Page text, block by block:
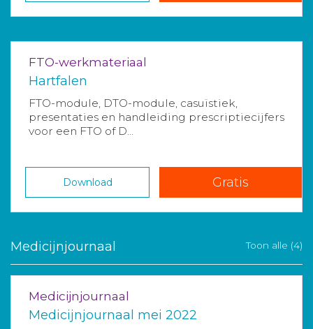
FTO-werkmateriaal
Hartfalen
FTO-module, DTO-module, casuïstiek,
presentaties en handleiding prescriptiecijfers
voor een FTO of D...
Download Gratis
Medicijnjournaal Toon alle (4)
Medicijnjournaal
Medicijnjournaal mei 2022